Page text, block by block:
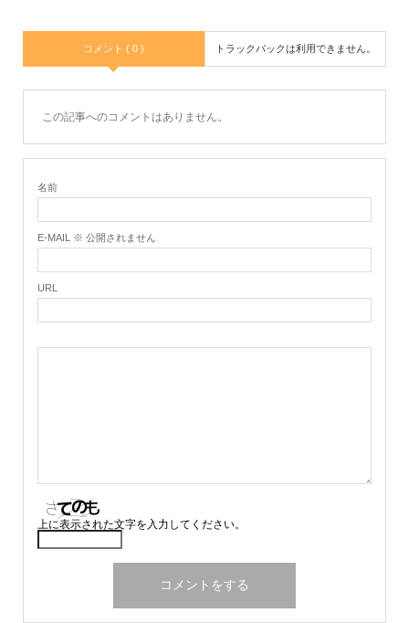
コメント ( 0 ) トラックバックは利用できません。
この記事へのコメントはありません。
名前
E-MAIL ※ 公開されません
URL
上に表示された文字を入力してください。